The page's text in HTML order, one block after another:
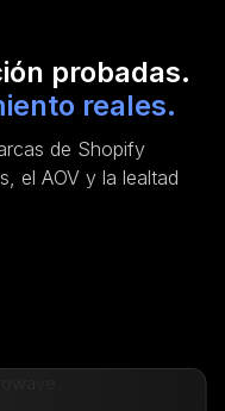
probadas.
reales.
de Shopify
el AOV y la lealtad